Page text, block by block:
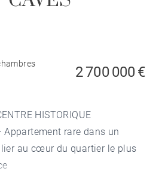
2 700 000 €
HISTORIQUE
Appartement rare dans un
au cœur du quartier le plus